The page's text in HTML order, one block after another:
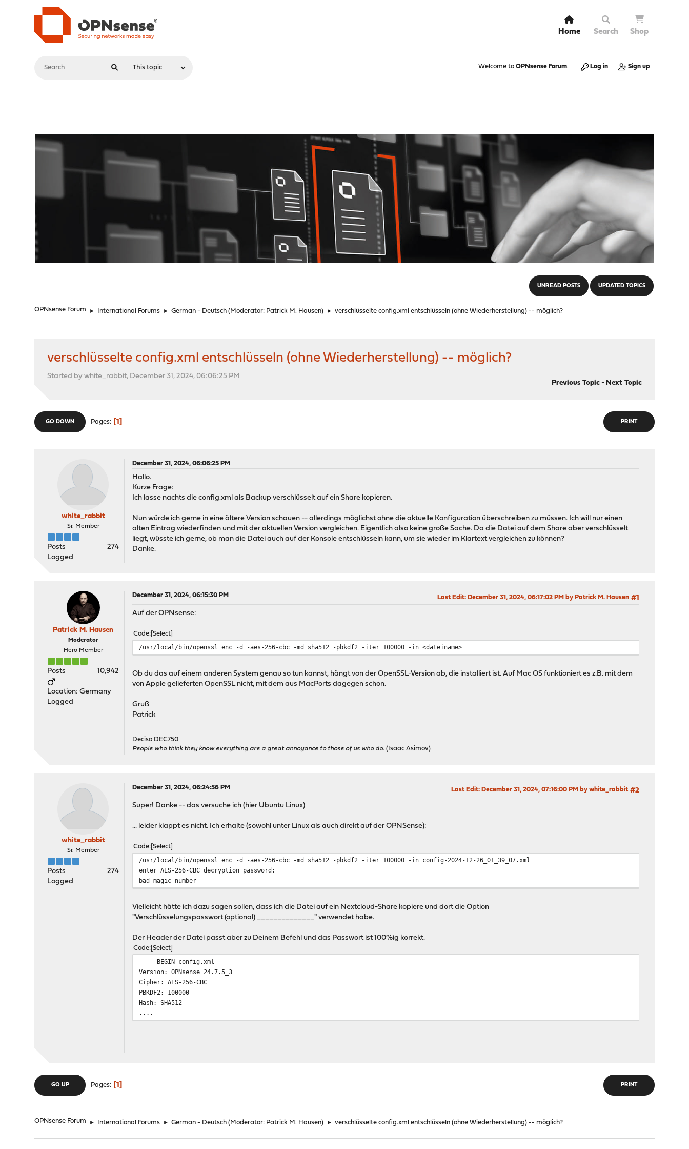
Home Search Shop
Welcome to OPNsense Forum. Log in Sign up
UNREAD POSTS UPDATED TOPICS
OPNsense Forum ► International Forums ► German - Deutsch (Moderator: Patrick M. Hausen) ► verschlüsselte config.xml entschlüsseln (ohne Wiederherstellung) -- möglich?
verschlüsselte config.xml entschlüsseln (ohne Wiederherstellung) -- möglich?
Started by white_rabbit, December 31, 2024, 06:06:25 PM
Previous Topic- Next Topic
PRINT
GO DOWN Pages 1
white_rabbit
Sr. Member
Posts
274
Logged
December 31, 2024, 06:06:25 PM
Hallo.
Kurze Frage:
Ich lasse nachts die config.xml als Backup verschlüsselt auf ein Share kopieren.
Nun würde ich gerne in eine ältere Version schauen -- allerdings möglichst ohne die aktuelle Konfiguration überschreiben zu müssen. Ich will nur einen
alten Eintrag wiederfinden und mit der aktuellen Version vergleichen. Eigentlich also keine große Sache. Da die Datei auf dem Share aber verschlüsselt
liegt, wüsste ich gerne, ob man die Datei auch auf der Konsole entschlüsseln kann, um sie wieder im Klartext vergleichen zu können?
Danke.
Patrick M. Hausen
Moderator
Hero Member
Posts 10,942
Location: Germany
Logged
December 31, 2024, 06:15:30 PM #1
Last Edit: December 31, 2024, 06:17:02 PM by Patrick M. Hausen
Auf der OPNsense:
Code Select
/usr/local/bin/openssl enc -d -aes-256-cbc -md sha512 -pbkdf2 -iter 100000 -in <dateiname>
Ob du das auf einem anderen System genau so tun kannst, hängt von der OpenSSL-Version ab, die installiert ist. Auf Mac OS funktioniert es z.B. mit dem
von Apple gelieferten OpenSSL nicht, mit dem aus MacPorts dagegen schon.
Gruß
Patrick
Deciso DEC750
People who think they know everything are a great annoyance to those of us who do. (Isaac Asimov)
white_rabbit
Sr. Member
Posts
274
Logged
December 31, 2024, 06:24:56 PM #2
Last Edit: December 31, 2024, 07:16:00 PM by white_rabbit
Super! Danke -- das versuche ich (hier Ubuntu Linux)
... leider klappt es nicht. Ich erhalte (sowohl unter Linux als auch direkt auf der OPNSense):
Code Select
/usr/local/bin/openssl enc -d -aes-256-cbc -md sha512 -pbkdf2 -iter 100000 -in config-2024-12-26_01_39_07.xml
enter AES-256-CBC decryption password:
bad magic number
Vielleicht hätte ich dazu sagen sollen, dass ich die Datei auf ein Nextcloud-Share kopiere und dort die Option
"Verschlüsselungspasswort (optional) ______________" verwendet habe.
Der Header der Datei passt aber zu Deinem Befehl und das Passwort ist 100%ig korrekt.
Code Select
---- BEGIN config.xml ----
Version: OPNsense 24.7.5_3
Cipher: AES-256-CBC
PBKDF2: 100000
Hash: SHA512
....
PRINT
GO UP Pages 1
OPNsense Forum ► International Forums ► German - Deutsch (Moderator: Patrick M. Hausen) ► verschlüsselte config.xml entschlüsseln (ohne Wiederherstellung) -- möglich?